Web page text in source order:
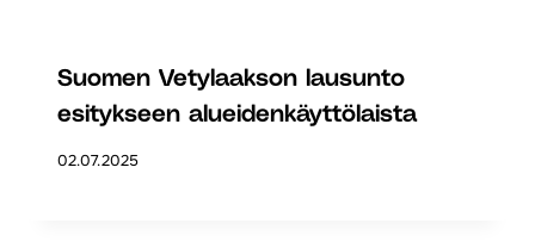
Suomen Vetylaakson lausunto
esitykseen alueidenkäyttölaista
02.07.2025